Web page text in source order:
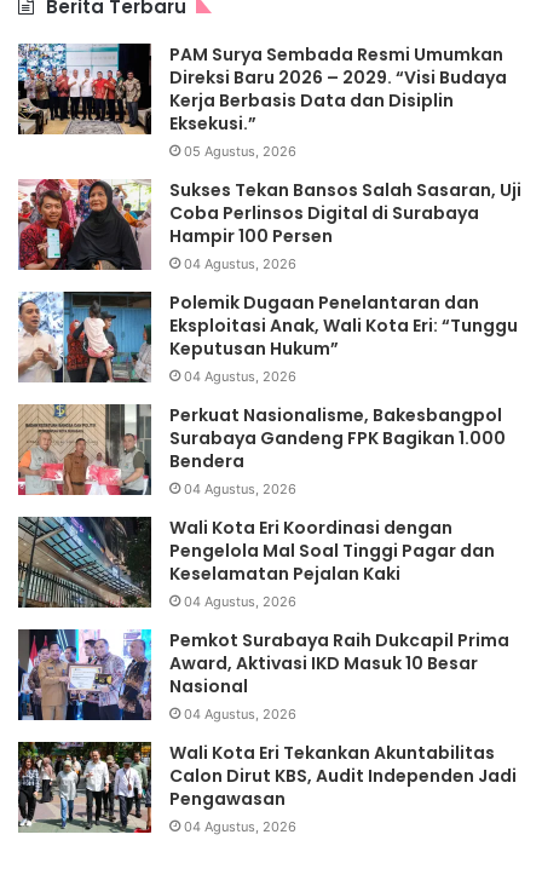
Berita Terbaru
PAM Surya Sembada Resmi Umumkan
Direksi Baru 2026 – 2029. “Visi Budaya
Kerja Berbasis Data dan Disiplin
Eksekusi.”
05 Agustus, 2026
Sukses Tekan Bansos Salah Sasaran, Uji
Coba Perlinsos Digital di Surabaya
Hampir 100 Persen
04 Agustus, 2026
Polemik Dugaan Penelantaran dan
Eksploitasi Anak, Wali Kota Eri: “Tunggu
Keputusan Hukum”
04 Agustus, 2026
Perkuat Nasionalisme, Bakesbangpol
Surabaya Gandeng FPK Bagikan 1.000
Bendera
04 Agustus, 2026
Wali Kota Eri Koordinasi dengan
Pengelola Mal Soal Tinggi Pagar dan
Keselamatan Pejalan Kaki
04 Agustus, 2026
Pemkot Surabaya Raih Dukcapil Prima
Award, Aktivasi IKD Masuk 10 Besar
Nasional
04 Agustus, 2026
Wali Kota Eri Tekankan Akuntabilitas
Calon Dirut KBS, Audit Independen Jadi
Pengawasan
04 Agustus, 2026